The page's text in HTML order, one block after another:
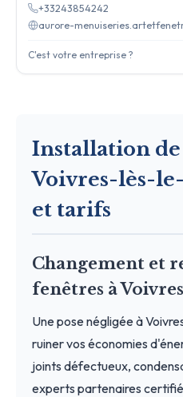
+33243854242
aurore-
C'est votre entreprise ?
Installation
Voivres-lès-
et tarifs
Changement et
fenêtres à
Une pose négligée à
ruiner vos économies
joints défectueux,
experts partenaires